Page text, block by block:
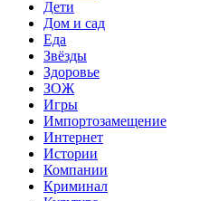
Дети
Дом и сад
Еда
Звёзды
Здоровье
ЗОЖ
Игры
Импортозамещение
Интернет
Истории
Компании
Криминал